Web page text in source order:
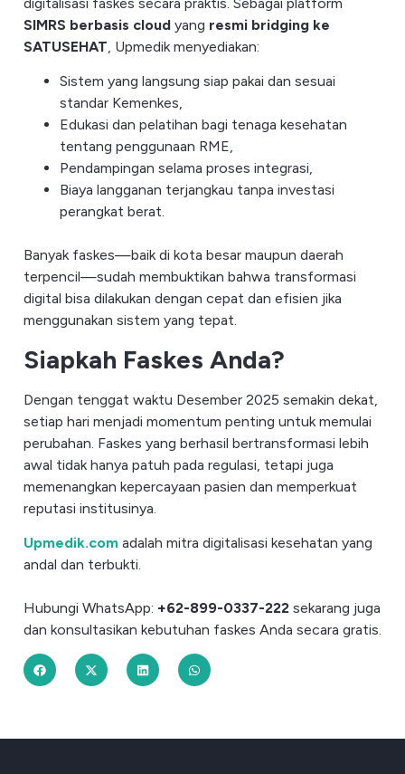
SIMRS berbasis cloud yang resmi bridging ke
SATUSEHAT , Upmedik menyediakan:
Sistem yang langsung siap pakai dan sesuai
standar Kemenkes,
Edukasi dan pelatihan bagi tenaga kesehatan
tentang penggunaan RME,
Pendampingan selama proses integrasi,
Biaya langganan terjangkau tanpa investasi
perangkat berat.
Banyak faskes—baik di kota besar maupun daerah
terpencil—sudah membuktikan bahwa transformasi
digital bisa dilakukan dengan cepat dan efisien jika
menggunakan sistem yang tepat.
Siapkah Faskes Anda?
Dengan tenggat waktu Desember 2025 semakin dekat,
setiap hari menjadi momentum penting untuk memulai
perubahan. Faskes yang berhasil bertransformasi lebih
awal tidak hanya patuh pada regulasi, tetapi juga
memenangkan kepercayaan pasien dan memperkuat
reputasi institusinya.
Upmedik.com adalah mitra digitalisasi kesehatan yang
andal dan terbukti.
Hubungi WhatsApp: +62-899-0337-222 sekarang juga
dan konsultasikan kebutuhan faskes Anda secara gratis.